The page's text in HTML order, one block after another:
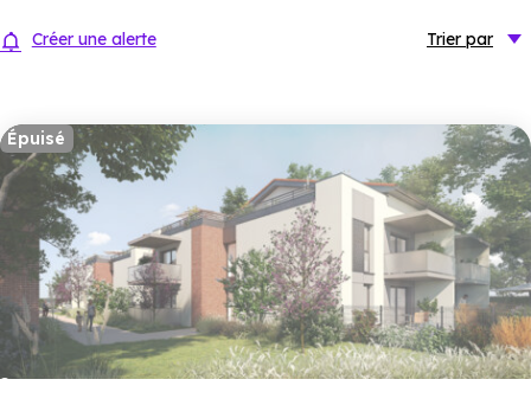
Habiter
Actualités
Ressources
Financer
avantages du neuf :PTZ, TVA réduite
dans certains cas,
frais de notaire réduits, bonnes performances
énergétiques, garanties constructeur, etc.
Créer une alerte Trier par
Épuisé